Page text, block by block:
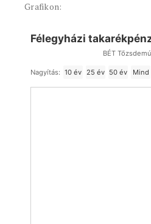
Grafikon:
Félegyházi
BÉT
Nagyítás: 10 év 25 év 50 év Mind